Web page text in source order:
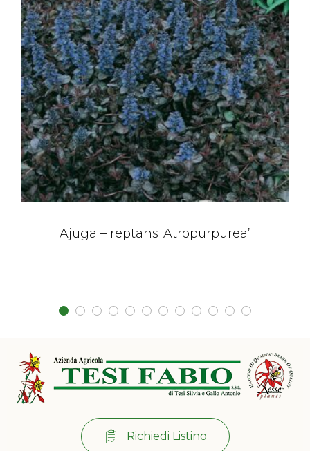
Ajuga – reptans ‘Atropurpurea’
Richiedi Listino